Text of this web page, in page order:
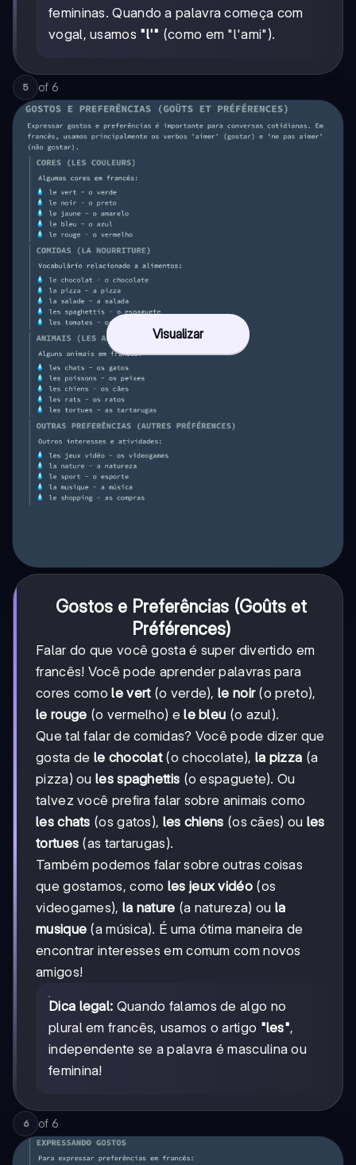
femininas. Quando a palavra começa com
vogal, usamos "l'" (como em "l'ami").
5 of 6
Visualizar
Gostos e Preferências (Goûts et
Préférences)
Falar do que você gosta é super divertido em
francês! Você pode aprender palavras para
cores comole vert(o verde),le noir(o preto),
le rouge (o vermelho) ele bleu (o azul).
Que tal falar de comidas? Você pode dizer que
gosta de le chocolat(o chocolate), la pizza (a
pizza) ou les spaghettis (o espaguete). Ou
talvez você prefira falar sobre animais como
les chats (os gatos), les chiens (os cães) ou les
tortues (as tartarugas).
Também podemos falar sobre outras coisas
que gostamos, como les jeux vidéo(os
videogames), la nature (a natureza) ou la
musique (a música). É uma ótima maneira de
encontrar interesses em comum com novos
amigos!
Dica legal: Quando falamos de algo no
plural em francês, usamos o artigo "les",
independente se a palavra é masculina ou
feminina!
6 of 6